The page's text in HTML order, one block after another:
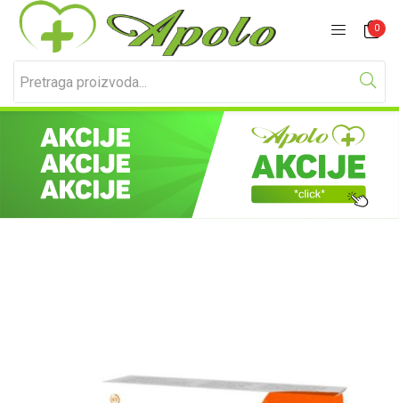
0
Prijavite se Registracija
Unesite svoje korisničko ime i lozinku za prijavu.